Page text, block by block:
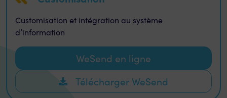
Customisation et intégration au système
d’information
WeSend en ligne
Télécharger WeSend